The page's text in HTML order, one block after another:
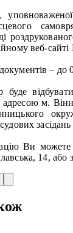
веб-
– до
буде
адресою м.
Ви
14, або